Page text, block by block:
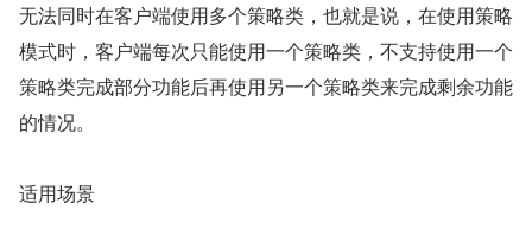
无法同时在客户端使用多个策略类，也就是说，在使用策略
模式时，客户端每次只能使用一个策略类，不支持使用一个
策略类完成部分功能后再使用另一个策略类来完成剩余功能
的情况。
适用场景